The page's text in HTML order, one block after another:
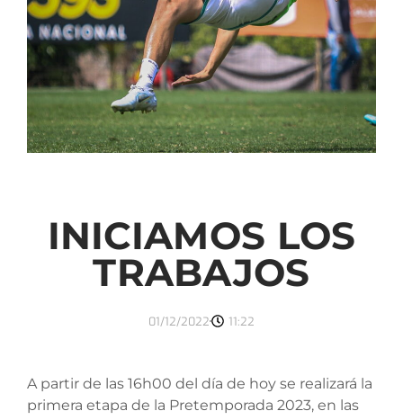
INICIAMOS LOS
TRABAJOS
01/12/2022 11:22
A partir de las 16h00 del día de hoy se realizará la
primera etapa de la Pretemporada 2023, en las